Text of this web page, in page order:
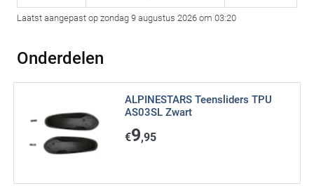
Laatst aangepast op zondag 9 augustus 2026 om 03:20
Onderdelen
ALPINESTARS Teensliders TPU
AS03SL Zwart
€9,95